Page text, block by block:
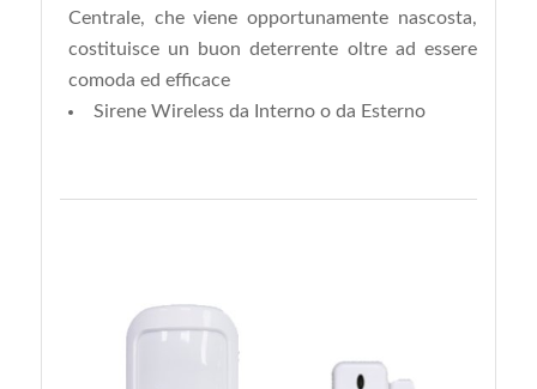
Centrale, che viene opportunamente nascosta,
costituisce un buon deterrente oltre ad essere
comoda ed efficace
Sirene Wireless da Interno o da Esterno